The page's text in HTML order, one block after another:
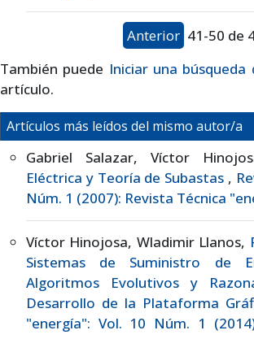
Anterior 41-50 de
También puede Iniciar una
artículo.
Artículos más leídos del mismo autor/a
Gabriel Salazar, Víctor
Eléctrica y Teoría de Subastas ,
Núm. 1 (2007): Revista Técnica
Víctor Hinojosa, Wladimir Llanos,
Sistemas de Suministro de
Algoritmos Evolutivos y
Desarrollo de la Plataforma
"energía": Vol. 10 Núm. 1